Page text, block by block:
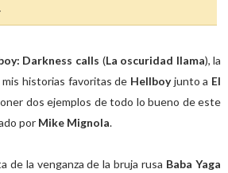
Darkness calls (La oscuridad llama), la
historias favoritas de Hellboyjunto a El
dos ejemplos de todo lo bueno de este
por Mike Mignola.
de la venganza de la bruja rusa Baba Yaga